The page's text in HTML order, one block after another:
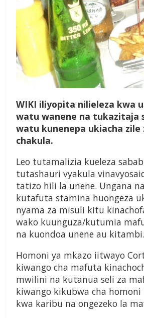
WIKI iliyopita nilieleza kwa
watu wanene na tukazitaja
watu kunenepa ukiacha zile
chakula.
Leo tutamalizia kueleza
tutashauri vyakula
tatizo hili la unene. Ungana
kutafuta stamina huongeza
nyama za misuli kitu
wako kuunguza/kutumia
na kuondoa unene au kitambi.
Homoni ya mkazo iitwayo
kiwango cha mafuta
mwilini na kutanua seli za
kiwango kikubwa cha
kwa karibu na ongezeko la